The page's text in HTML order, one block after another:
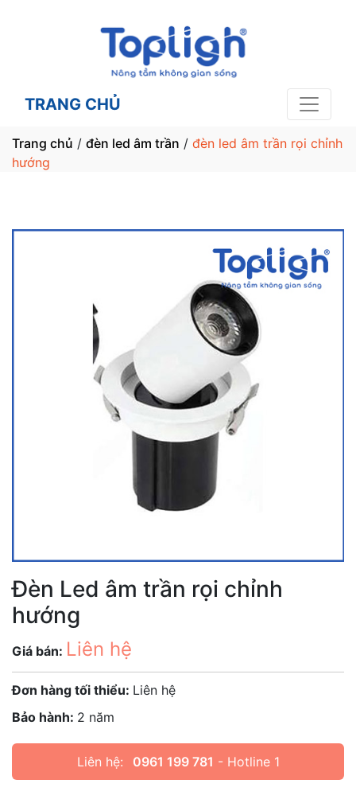
TRANG CHỦ
Trang chủ / đèn led âm trần / đèn led âm trần rọi chỉnh
hướng
Đèn Led âm trần rọi chỉnh
hướng
Giá bán: Liên hệ
Đơn hàng tối thiểu: Liên hệ
Bảo hành: 2 năm
Liên hệ: 0961 199 781 - Hotline 1